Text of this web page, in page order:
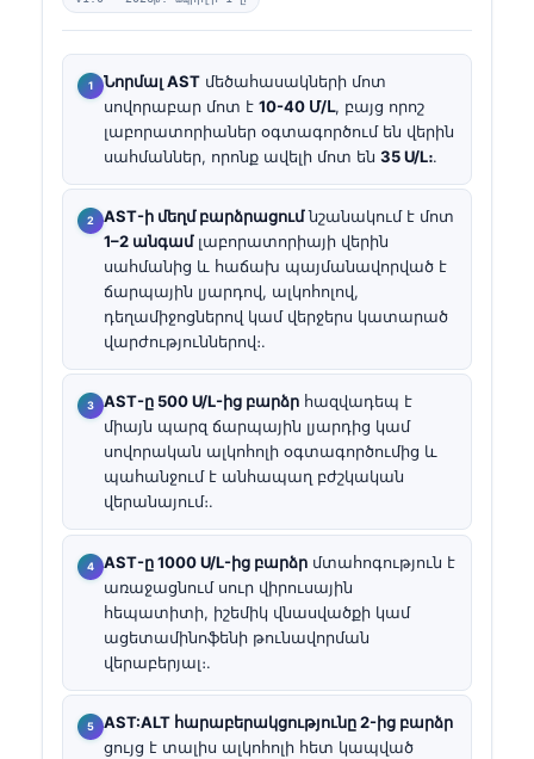
Նորմալ AST մեծահասակների մոտ
սովորաբար մոտ է 10-40 Մ/Լ, բայց որոշ
լաբորատորիաներ օգտագործում են վերին
սահմաններ, որոնք ավելի մոտ են 35 U/L։.
AST-ի մեղմ բարձրացումնշանակում է մոտ
1–2 անգամլաբորատորիայի վերին
սահմանից և հաճախ պայմանավորված է
ճարպային լյարդով, ալկոհոլով,
դեղամիջոցներով կամ վերջերս կատարած
վարժություններով։.
AST-ը 500 U/L-ից բարձր հազվադեպ է
միայն պարզ ճարպային լյարդից կամ
սովորական ալկոհոլի օգտագործումից և
պահանջում է անհապաղ բժշկական
վերանայում։.
AST-ը 1000 U/L-ից բարձր մտահոգություն է
առաջացնում սուր վիրուսային
հեպատիտի, իշեմիկ վնասվածքի կամ
ացետամինոֆենի թունավորման
վերաբերյալ։.
AST:ALT հարաբերակցությունը 2-ից բարձր
ցույց է տալիս ալկոհոլի հետ կապված